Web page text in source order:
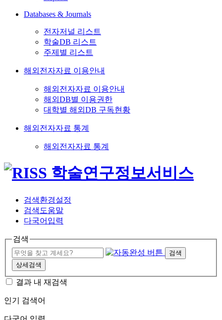
Databases & Journals
전자저널 리스트
학술DB 리스트
주제별 리스트
해외전자자료 이용안내
해외전자자료 이용안내
해외DB별 이용권한
대학별 해외DB 구독현황
해외전자자료 통계
해외전자자료 통계
검색환경설정
검색도움말
다국어입력
검색
검색
상세검색
결과 내 재검색
인기 검색어